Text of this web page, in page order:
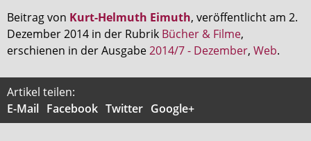
Beitrag von Kurt-Helmuth Eimuth, veröffentlicht am 2.
Dezember 2014 in der Rubrik Bücher & Filme,
erschienen in der Ausgabe2014/7 - Dezember, Web.
Artikel teilen:
E-Mail Facebook Twitter Google+